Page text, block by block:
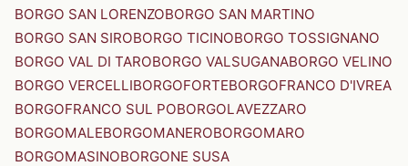
BORGO SAN LORENZOBORGO SAN MARTINO
BORGO SAN SIROBORGO TICINOBORGO TOSSIGNANO
BORGO VAL DI TAROBORGO VALSUGANABORGO VELINO
BORGO VERCELLIBORGOFORTEBORGOFRANCO D'IVREA
BORGOFRANCO SUL POBORGOLAVEZZARO
BORGOMALEBORGOMANEROBORGOMARO
BORGOMASINOBORGONE SUSA